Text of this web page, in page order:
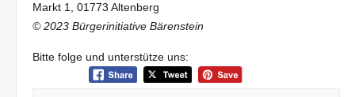
Markt 1, 01773 Altenberg
© 2023 Bürgerinitiative Bärenstein
Bitte folge und unterstütze uns: